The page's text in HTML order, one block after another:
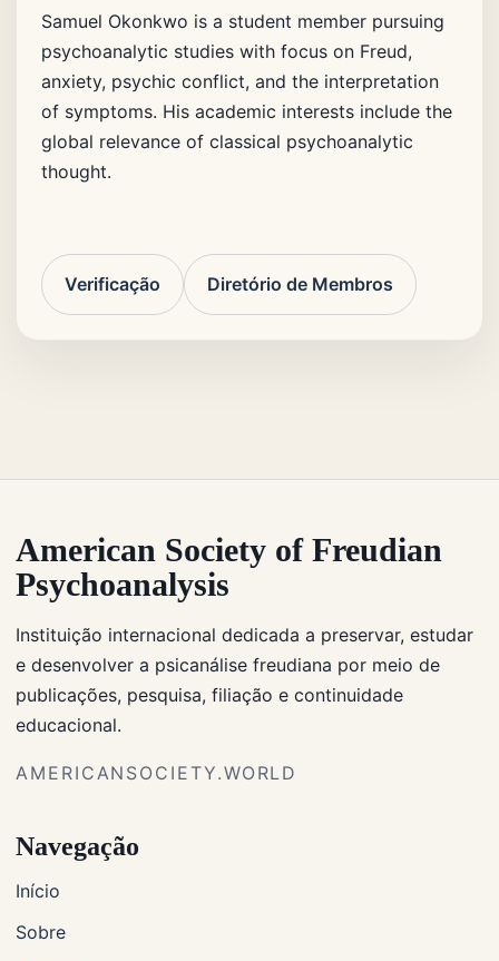
Samuel Okonkwo is a student member pursuing
psychoanalytic studies with focus on Freud,
anxiety, psychic conflict, and the interpretation
of symptoms. His academic interests include the
global relevance of classical psychoanalytic
thought.
Verificação Diretório de Membros
American Society of Freudian
Psychoanalysis
Instituição internacional dedicada a preservar, estudar
e desenvolver a psicanálise freudiana por meio de
publicações, pesquisa, filiação e continuidade
educacional.
AMERICANSOCIETY.WORLD
Navegação
Início
Sobre